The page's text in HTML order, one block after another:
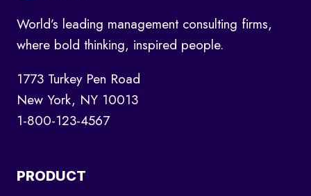
World’s leading management consulting firms,
where bold thinking, inspired people.
1773 Turkey Pen Road
New York, NY 10013
1-800-123-4567
PRODUCT